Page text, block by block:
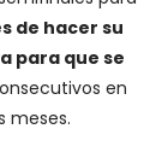
de hacer su
para que se
en
meses.